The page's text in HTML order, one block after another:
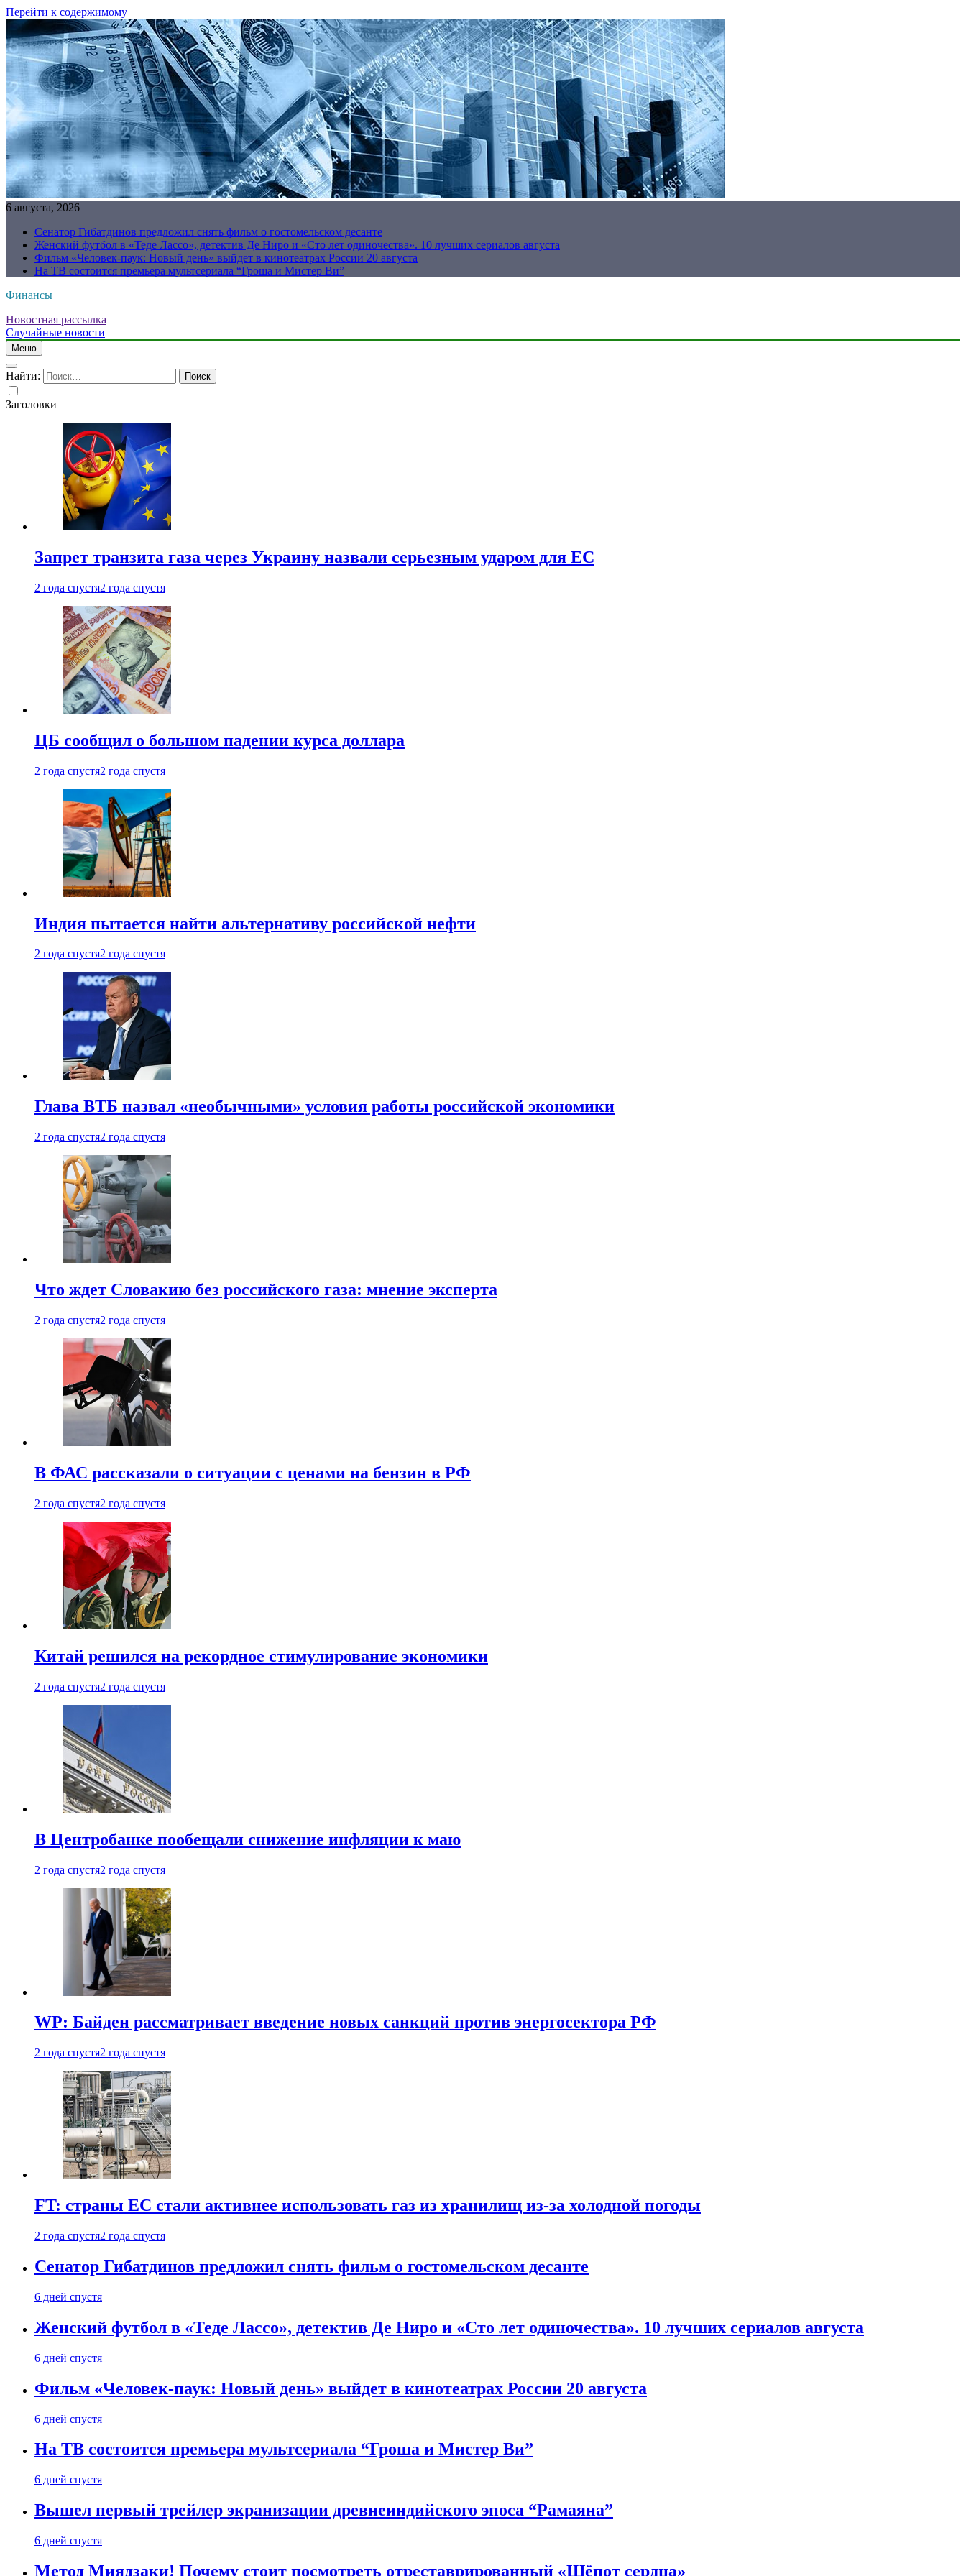
Перейти к содержимому
6 августа, 2026
Сенатор Гибатдинов предложил снять фильм о гостомельском десанте
Женский футбол в «Теде Лассо», детектив Де Ниро и «Сто лет одиночества». 10 лучших сериалов августа
Фильм «Человек-паук: Новый день» выйдет в кинотеатрах России 20 августа
На ТВ состоится премьера мультсериала “Гроша и Мистер Ви”
Финансы
Новостная рассылка
Случайные новости
Меню
Найти:
Заголовки
Запрет транзита газа через Украину назвали серьезным ударом для ЕС
2 года спустя2 года спустя
ЦБ сообщил о большом падении курса доллара
2 года спустя2 года спустя
Индия пытается найти альтернативу российской нефти
2 года спустя2 года спустя
Глава ВТБ назвал «необычными» условия работы российской экономики
2 года спустя2 года спустя
Что ждет Словакию без российского газа: мнение эксперта
2 года спустя2 года спустя
В ФАС рассказали о ситуации с ценами на бензин в РФ
2 года спустя2 года спустя
Китай решился на рекордное стимулирование экономики
2 года спустя2 года спустя
В Центробанке пообещали снижение инфляции к маю
2 года спустя2 года спустя
WP: Байден рассматривает введение новых санкций против энергосектора РФ
2 года спустя2 года спустя
FT: страны ЕС стали активнее использовать газ из хранилищ из-за холодной погоды
2 года спустя2 года спустя
Сенатор Гибатдинов предложил снять фильм о гостомельском десанте
6 дней спустя
Женский футбол в «Теде Лассо», детектив Де Ниро и «Сто лет одиночества». 10 лучших сериалов августа
6 дней спустя
Фильм «Человек-паук: Новый день» выйдет в кинотеатрах России 20 августа
6 дней спустя
На ТВ состоится премьера мультсериала “Гроша и Мистер Ви”
6 дней спустя
Вышел первый трейлер экранизации древнеиндийского эпоса “Рамаяна”
6 дней спустя
Метод Миядзаки! Почему стоит посмотреть отреставрированный «Шёпот сердца»